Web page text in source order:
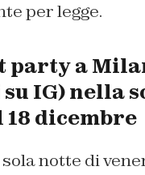
per legge.
party a
IG) nella
18 dicembre
notte di